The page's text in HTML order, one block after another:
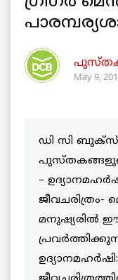
May 9,
ഡി സി ബുക്സ്
–
മനുഷ്യരില്‍